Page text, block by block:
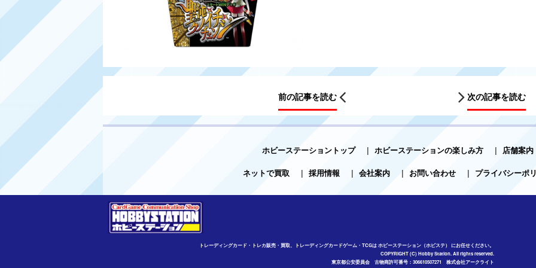
前の記事を読む 次の記事を読む
ホビーステーショントップ | ホビーステーションの楽しみ方 | 店舗案内
ネットで買取
| 採用情報 | 会社案内 | お問い合わせ | プライバシーポ
トレーディングカード・トレカ販売・買取、トレーディングカードゲーム・TCGは ホビーステーション（ホビステ） にお任せください。
COPYRIGHT (C) Hobby Station. All rights reserved.
東京都公安委員会 古物商許可番号：306610507271 株式会社アークライト